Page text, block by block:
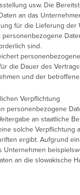
usw. Die
an das
für die Lieferung der
personenbezogene
sind.
die Dauer des
und der
Verpflichtung
personenbezogene
an staatliche
solche Verpflichtung
ergibt. Aufgrund
Unternehmen
an die slowakische